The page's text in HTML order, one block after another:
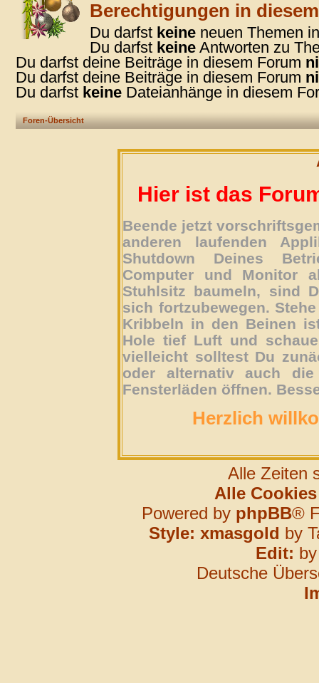
Berechtigungen in
Du darfst keine neuen Themen
Du darfst keine Antworten zu
Du darfst deine Beiträge in diesem Forum
Du darfst deine Beiträge in diesem Forum
Du darfst keine Dateianhänge in diesem
Foren-Übersicht
Hier ist das
Beende jetzt
anderen laufenden
Shutdown Deines
Computer und Monitor
Stuhlsitz baumeln, sind
sich fortzubewegen.
Kribbeln in den Beinen
Hole tief Luft und
vielleicht solltest Du
oder alternativ auch
Fensterläden öffnen.
Herzlich
Alle Zeiten
Alle
Powered by phpBB®
Style: xmasgold by
Edit:
Deutsche